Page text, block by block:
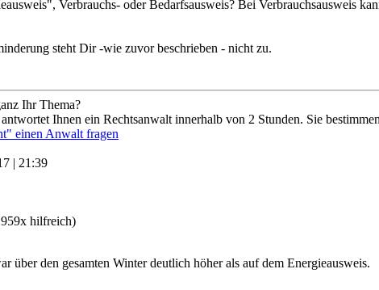
Verbrauchs- oder Bedarfsausweis? Bei Verbrauchsausweis
steht Dir -wie zuvor beschrieben - nicht zu.
Ihr Thema?
Ihnen ein Rechtsanwalt innerhalb von 2 Stunden. Sie
einen Anwalt fragen
| 21:39
hilfreich)
über den gesamten Winter deutlich höher als auf dem Energieausweis.